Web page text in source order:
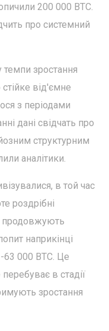
200 000 BTC.
про системний
темпи зростання
від'ємне
з періодами
дані свідчать про
структурним
аналітики.
в той час
роздрібні
продовжують
наприкінці
000 BTC. Це
в стадії
зростання